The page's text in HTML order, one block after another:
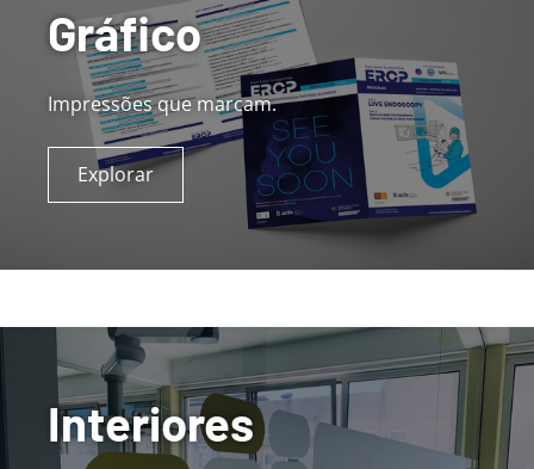
Gráfico
Impressões que marcam.
Explorar
Interiores